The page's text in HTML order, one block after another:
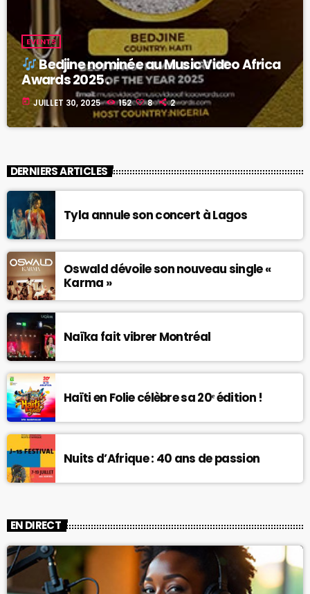
EVENTS
Bedjine nominée au Music Video Africa
Awards 2025 .
today JUILLET 30, 2025 152 8 2
DERNIERS ARTICLES
Tyla annule son concert à Lagos
Oswald dévoile son nouveau single «
Karma »
Naïka fait vibrer Montréal
Haïti en Folie célèbre sa 20ᵉ édition !
Nuits d’Afrique : 40 ans de passion
EN DIRECT